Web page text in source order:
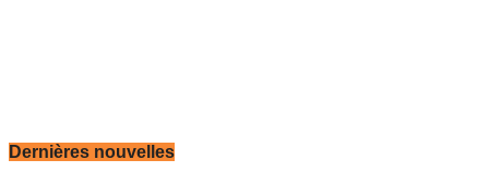
Dernières nouvelles